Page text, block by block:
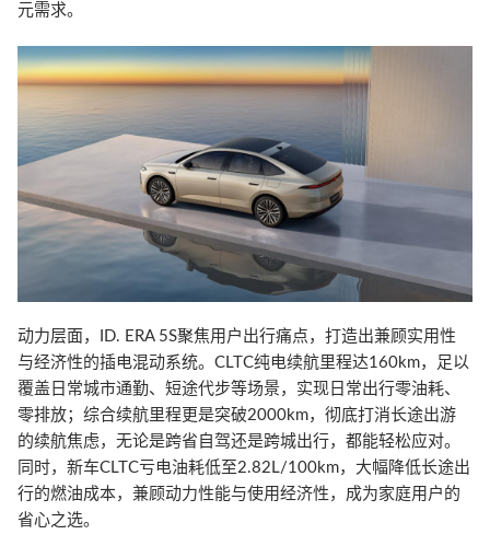
元需求。
动力层面，ID. ERA 5S聚焦用户出行痛点，打造出兼顾实用性
与经济性的插电混动系统。CLTC纯电续航里程达160km，足以
覆盖日常城市通勤、短途代步等场景，实现日常出行零油耗、
零排放；综合续航里程更是突破2000km，彻底打消长途出游
的续航焦虑，无论是跨省自驾还是跨城出行，都能轻松应对。
同时，新车CLTC亏电油耗低至2.82L/100km，大幅降低长途出
行的燃油成本，兼顾动力性能与使用经济性，成为家庭用户的
省心之选。